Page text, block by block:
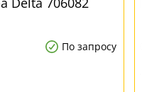
По запросу